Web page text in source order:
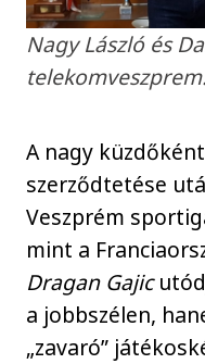
Nagy László és
A nagy
szerződtetése
Veszprém
mint a
Dragan Gajic
a jobbszélen,
„zavaró”